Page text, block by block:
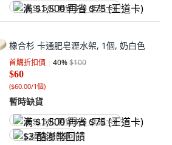
满 $1,500 再省 $75 (王道卡)
橡合杉 卡通肥皂瀝水架, 1個, 奶白色
首購折扣價 40%$100
$60
($60.00/1個)
暫時缺貨
满 $1,500 再省 $75 (王道卡)
$3 酷澎幣回饋